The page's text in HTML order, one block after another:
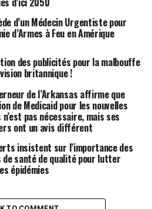
210 et 310 grossesses par an
and Drug Administration des
de 2019 publiée dans JAMA
concernant la CU
qui prescrivent l’isotretinoïne,
le programme iPLEDGE, qui
les cliniciens ou éduquer les
point de vue récemment publié
pour les patients sous
d’un Médecin Urgentiste pour
d’Armes à Feu en Amérique
des publicités pour la malbouffe
britannique !
de l’Arkansas affirme que
de Medicaid pour les nouvelles
n’est pas nécessaire, mais ses
ont un avis différent
insistent sur l’importance des
de santé de qualité pour lutter
épidémies